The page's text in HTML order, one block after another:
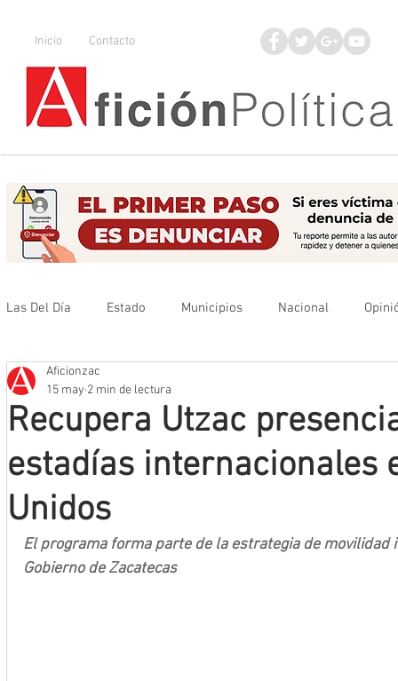
Inicio Contacto
Las Del Día Estado Municipios Nacional
Que no se olvide
Mineros LNBP
Recupera Utzac
estadías internacionales
Unidos
Aficionzac
15 may 2 min de lectura
El programa forma parte de la estrategia de
Gobierno de Zacatecas